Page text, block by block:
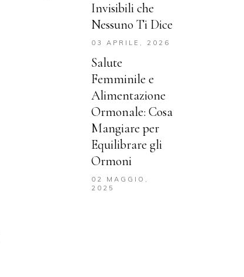
Invisibili che
Nessuno Ti Dice
03 APRILE, 2026
Salute
Femminile e
Alimentazione
Ormonale: Cosa
Mangiare per
Equilibrare gli
Ormoni
02 MAGGIO,
2025